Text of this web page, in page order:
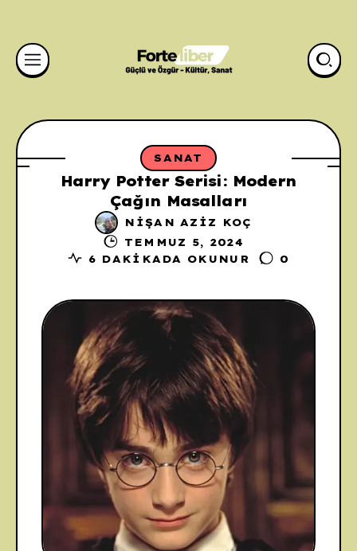
SANAT
Harry Potter Serisi: Modern
Çağın Masalları
NIŞAN AZIZ KOÇ
TEMMUZ 5, 2024
6 DAKIKADA OKUNUR
0